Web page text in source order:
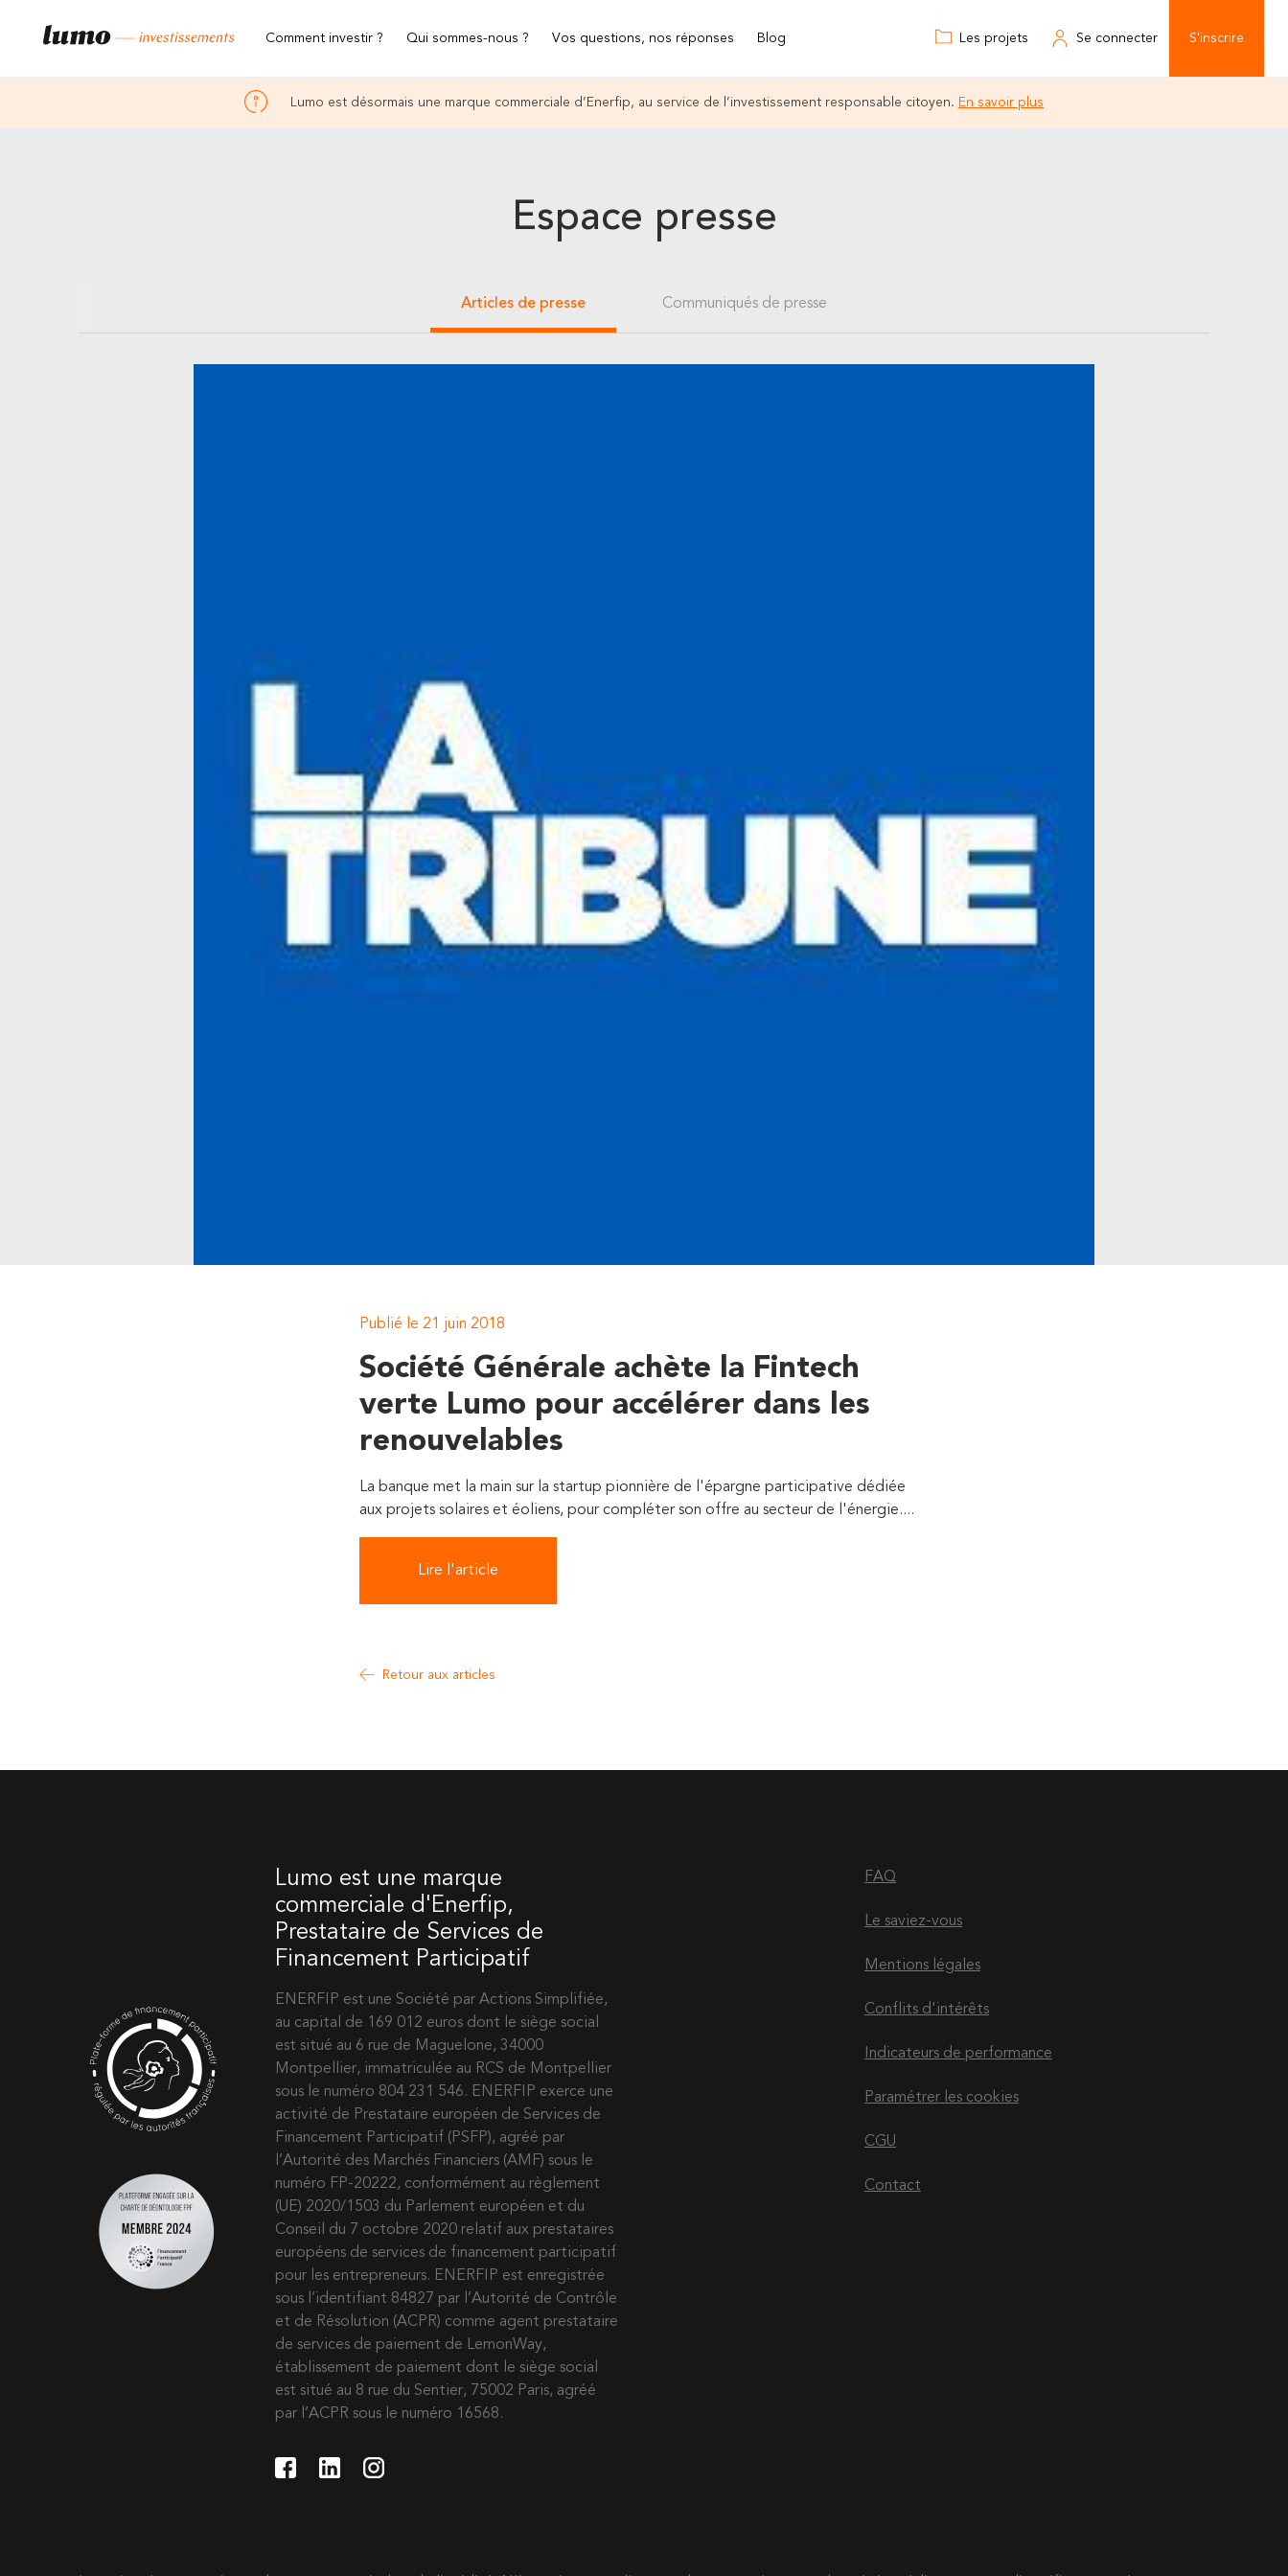
S'inscrire
Les projets Se connecter
Comment investir ? Qui sommes-nous ? Vos questions, nos réponses Blog
Lumo est désormais une marque commerciale d’Enerfip, au service de l’investissement responsable citoyen. En savoir plus
Espace presse
Articles de presse Communiqués de presse
Publié le 21 juin 2018
Société Générale achète la Fintech
verte Lumo pour accélérer dans les
renouvelables
La banque met la main sur la startup pionnière de l'épargne participative dédiée
aux projets solaires et éoliens, pour compléter son offre au secteur de l'énergie....
Lire l'article
Retour aux articles
Lumo est une marque
commerciale d'Enerfip,
Prestataire de Services de
Financement Participatif
ENERFIP est une Société par Actions Simplifiée,
au capital de 169 012 euros dont le siège social
est situé au 6 rue de Maguelone, 34000
Montpellier, immatriculée au RCS de Montpellier
sous le numéro 804 231 546. ENERFIP exerce une
activité de Prestataire européen de Services de
Financement Participatif (PSFP), agréé par
l’Autorité des Marchés Financiers (AMF) sous le
numéro FP-20222, conformément au règlement
(UE) 2020/1503 du Parlement européen et du
Conseil du 7 octobre 2020 relatif aux prestataires
européens de services de financement participatif
pour les entrepreneurs. ENERFIP est enregistrée
sous l’identifiant 84827 par l’Autorité de Contrôle
et de Résolution (ACPR) comme agent prestataire
de services de paiement de LemonWay,
établissement de paiement dont le siège social
est situé au 8 rue du Sentier, 75002 Paris, agréé
par l’ACPR sous le numéro 16568.
FAQ
Le saviez-vous
Mentions légales
Conflits d'intérêts
Indicateurs de performance
Paramétrer les cookies
CGU
Contact